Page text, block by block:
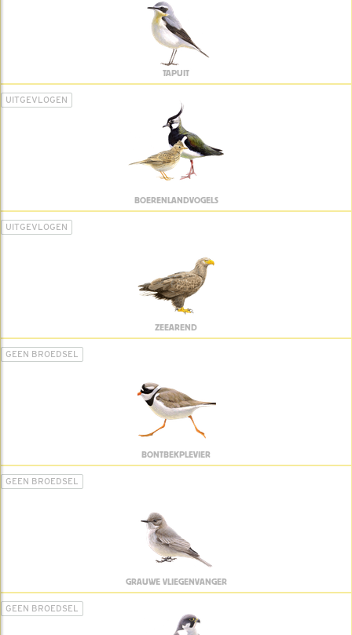
TAPUIT
UITGEVLOGEN
BOERENLANDVOGELS
UITGEVLOGEN
ZEEAREND
GEEN BROEDSEL
BONTBEKPLEVIER
GEEN BROEDSEL
GRAUWE VLIEGENVANGER
GEEN BROEDSEL